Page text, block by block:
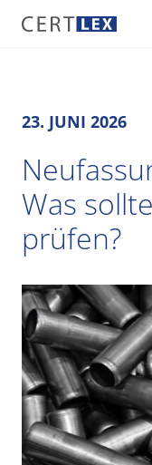
23. JUNI 2026
Was
prüfen?